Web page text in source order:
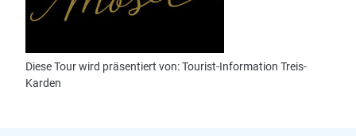
Diese Tour wird präsentiert von: Tourist-Information Treis-
Karden